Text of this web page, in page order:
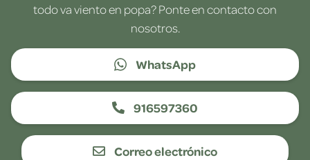
todo va viento en popa? Ponte en contacto con
nosotros.
WhatsApp
916597360
Correo electrónico